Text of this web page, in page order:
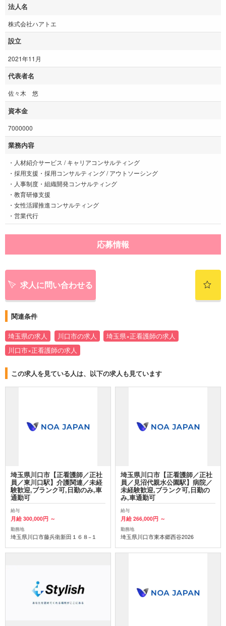
法人名
株式会社ハアトエ
設立
2021年11月
代表者名
佐々木 悠
資本金
7000000
業務内容
・人材紹介サービス / キャリアコンサルティング
・採用支援・採用コンサルティング / アウトソーシング
・人事制度・組織開発コンサルティング
・教育研修支援
・女性活躍推進コンサルティング
・営業代行
応募情報
求人に問い合わせる
関連条件
埼玉県の求人 川口市の求人
埼玉県×正看護師の求人
川口市×正看護師の求人
この求人を見ている人は、以下の求人も見ています
埼玉県川口市【正看護師／正社
員／東川口駅】介護関連／未経
験歓迎,ブランク可,日勤のみ,車
通勤可
給与
月給 300,000円 ～
勤務地
埼玉県川口市藤兵衛新田１６８−１
埼玉県川口市【正看護師／正社
員／見沼代親水公園駅】病院／
未経験歓迎,ブランク可,日勤の
み,車通勤可
給与
月給 266,000円 ～
勤務地
埼玉県川口市東本郷西谷2026